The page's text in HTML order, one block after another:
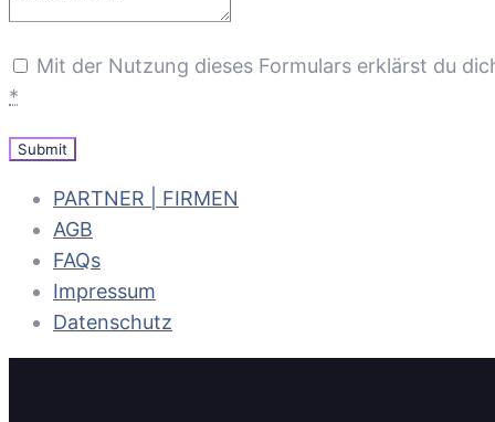
Mit der Nutzung dieses Formulars erklärst du
*
PARTNER | FIRMEN
AGB
FAQs
Impressum
Datenschutz